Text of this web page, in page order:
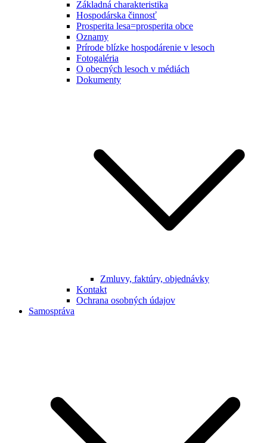
Základná charakteristika
Hospodárska činnosť
Prosperita lesa=prosperita obce
Oznamy
Prírode blízke hospodárenie v lesoch
Fotogaléria
O obecných lesoch v médiách
Dokumenty
Zmluvy, faktúry, objednávky
Kontakt
Ochrana osobných údajov
Samospráva